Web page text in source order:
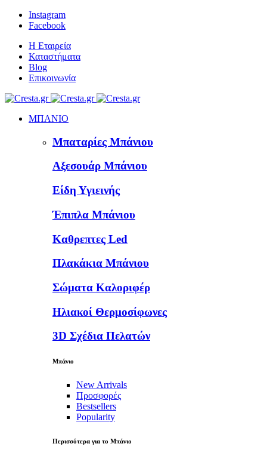
Instagram
Facebook
Η Εταιρεία
Καταστήματα
Blog
Επικοινωνία
ΜΠΑΝΙΟ
Μπαταρίες Μπάνιου
Αξεσουάρ Μπάνιου
Είδη Υγιεινής
Έπιπλα Μπάνιου
Καθρεπτες Led
Πλακάκια Μπάνιου
Σώματα Καλοριφέρ
Ηλιακοί Θερμοσίφωνες
3D Σχέδια Πελατών
Μπάνιο
New Arrivals
Προσφορές
Bestsellers
Popularity
Περισσότερα για το Μπάνιο